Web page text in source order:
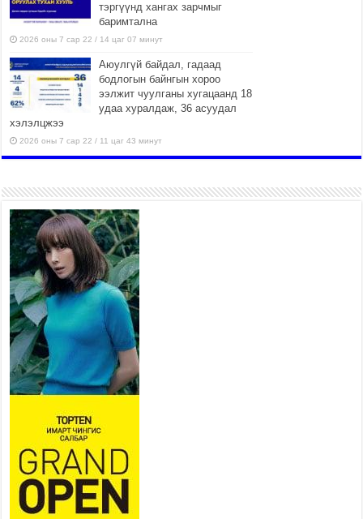
тэргүүнд хангах зарчмыг
баримтална
2026 оны 7 сар 22 / 14 цаг 07 минут
Аюулгүй байдал, гадаад
бодлогын байнгын хороо
ээлжит чуулганы хугацаанд 18
удаа хуралдаж, 36 асуудал
хэлэлцжээ
2026 оны 7 сар 22 / 11 цаг 43 минут
боломжтой-Хүүхэд хөгжүүлэх
төв” байгуулах төсөлд төр,
хувийн хэвшлийн түншлэлийн хүрээнд хамтран
ажиллахыг урьж байна
2026 оны 7 сар 22 / 9 цаг 28 минут
Б.Пүрэвдагва: “Урт цагаан”-ыг
залуучууд чөлөөт цагаа
өнгөрүүлдэг, жуулчид зорьж
ирдэг цэг болгоно
2026 оны 7 сар 21 / 16 цаг 47 минут
Тусгай замын автобус /BRT/ төслийн удирдах
хорооны ээлжит хуралдаан боллоо
Ерөнхий сайд Н.Учрал БНХАУ-аас Монгол Улсад
суугаа Элчин сайд Шэнь Миньжюанийг хүлээн
авч уулзав
2026 оны 7 сар 21 / 16 цаг 39 минут
БҮГД НАЙРАМДАХ ТАЖИКИСТАН УЛСТАЙ
ЭДИЙН ЗАСГИЙН ХАМТЫН АЖИЛЛАГААГ